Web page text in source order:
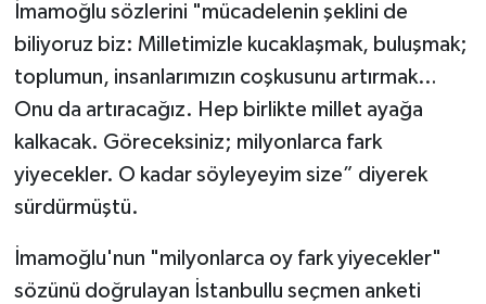
İmamoğlu sözlerini "mücadelenin şeklini de
biliyoruz biz: Milletimizle kucaklaşmak, buluşmak;
toplumun, insanlarımızın coşkusunu artırmak…
Onu da artıracağız. Hep birlikte millet ayağa
kalkacak. Göreceksiniz; milyonlarca fark
yiyecekler. O kadar söyleyeyim size” diyerek
sürdürmüştü.
İmamoğlu'nun "milyonlarca oy fark yiyecekler"
sözünü doğrulayan İstanbullu seçmen anketi